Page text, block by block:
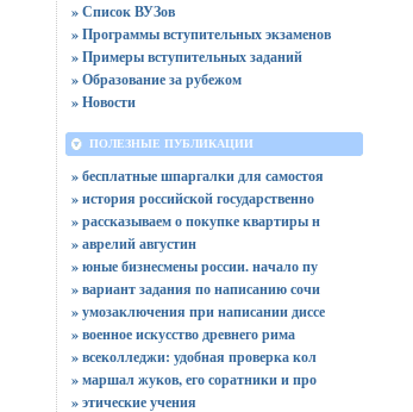
» Список ВУЗов
» Программы вступительных экзаменов
» Примеры вступительных заданий
» Образование за рубежом
» Новости
ПОЛЕЗНЫЕ ПУБЛИКАЦИИ
» бесплатные шпаргалки для самостоя
» история российской государственно
» рассказываем о покупке квартиры н
» аврелий августин
» юные бизнесмены россии. начало пу
» вариант задания по написанию сочи
» умозаключения при написании диссе
» военное искусство древнего рима
» всеколледжи: удобная проверка кол
» маршал жуков, его соратники и про
» этические учения